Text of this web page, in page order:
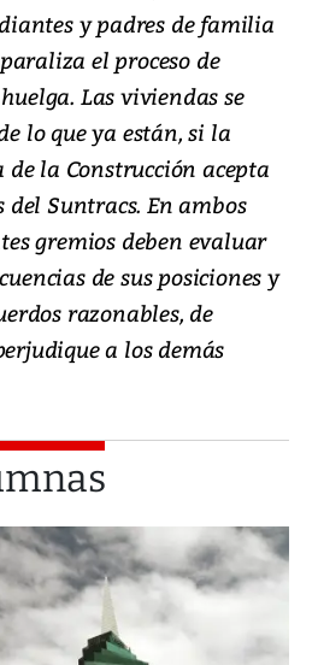
y padres de familia
el proceso de
Las viviendas se
lo que ya están, si la
la Construcción acepta
Suntracs. En ambos
gremios deben evaluar
de sus posiciones y
razonables, de
a los demás